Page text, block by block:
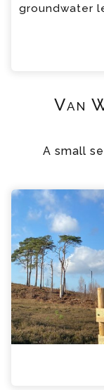
groundwater
Van
A small